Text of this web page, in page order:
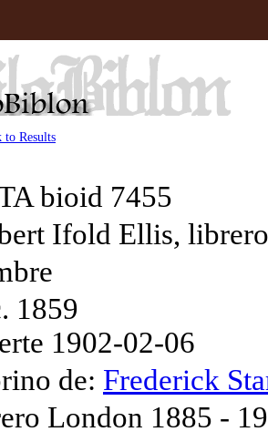
to Results
bioid 7455
Ifold Ellis,
1859
1902-02-06
de: Frederick
London 1885 -